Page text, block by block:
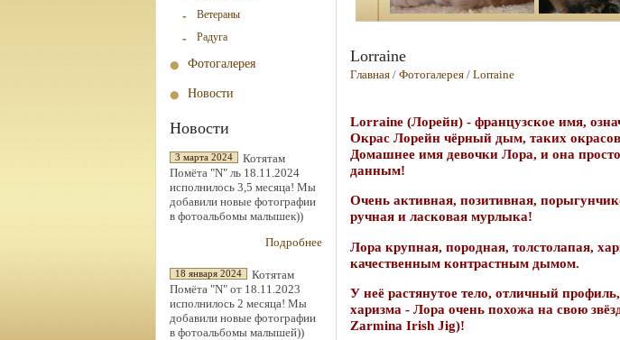
Ветераны
Радуга
Фотогалерея
Новости
Новости
3 марта 2024
Котятам
Помёта "N" ль 18.11.2024
исполнилось 3,5 месяца! Мы
добавили новые фотографии
в фотоальбомы малышек))
Подробнее
18 января 2024
Котятам
Помёта "N" от 18.11.2023
исполнилось 2 месяца! Мы
добавили новые фотографии
в фотоальбомы малышей))
Lorraine
Главная / Фотогалерея / Lorraine
Lorraine (Лорейн) - французское имя,
Окрас Лорейн чёрный дым, таких
Домашнее имя девочки Лора, и она
данным!
Очень активная, позитивная,
ручная и ласковая мурлыка!
Лора крупная, породная, толстолапая,
качественным контрастным дымом.
У неё растянутое тело, отличный
харизма - Лора очень похожа на свою
Zarmina Irish Jig)!